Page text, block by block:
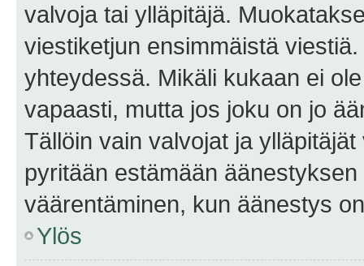
valvoja tai ylläpitäjä.
viestiketjun ensimmäistä
yhteydessä. Mikäli kukaan ei
vapaasti, mutta jos joku on jo
Tällöin vain valvojat ja
pyritään estämään
väärentäminen, kun äänestys
Ylös